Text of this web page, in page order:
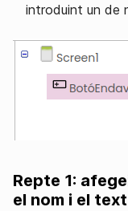
introduint un de
Repte 1:
el nom i el